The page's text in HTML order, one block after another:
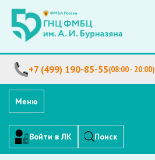
+7 (499) 190-85-55(08:00 - 20:00)
Меню
Войти в ЛК Поиск